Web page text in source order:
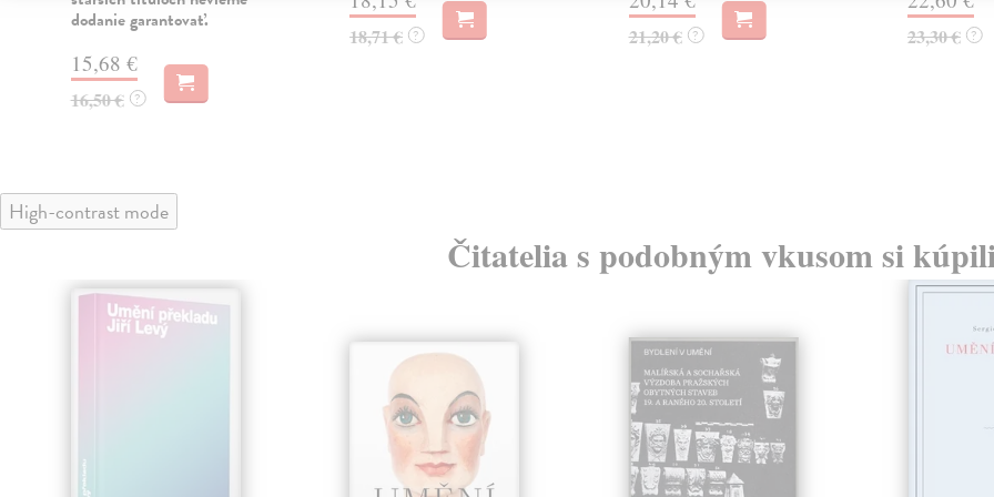
dodanie garantovať.
15,68 €
16,50 € ?
18,71 € ? 21,20 € ? 23,30 € ?
High-contrast mode
Čitatelia s podobným vkusom si